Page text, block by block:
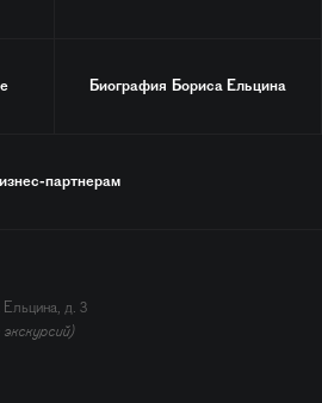
Биография Бориса Ельцина
партнерам
Ельцина, д. 3
экскурсий)